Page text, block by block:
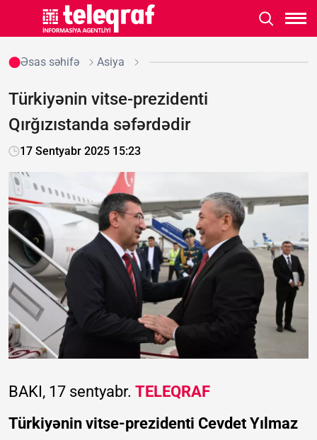
Əsas səhifə Asiya
Türkiyənin vitse-prezidenti
Qırğızıstanda səfərdədir
17 Sentyabr 2025 15:23
BAKI, 17 sentyabr. TELEQRAF
Türkiyənin vitse-prezidenti Cevdet Yılmaz